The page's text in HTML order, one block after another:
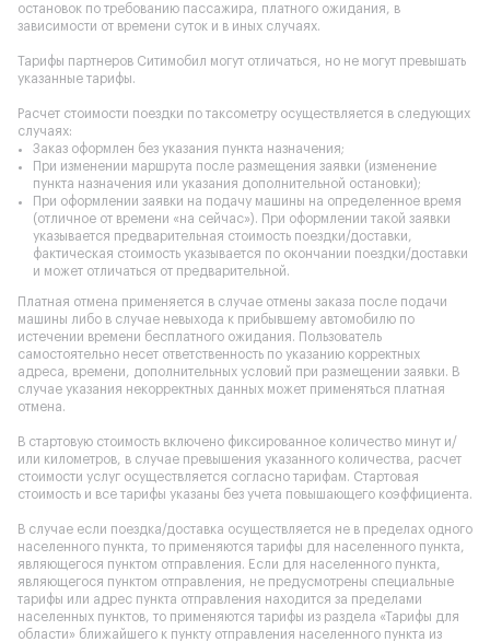
остановок по требованию пассажира, платного ожидания, в
зависимости от времени суток и в иных случаях.
Тарифы партнеров Ситимобил могут отличаться, но не могут превышать
указанные тарифы.
Расчет стоимости поездки по таксометру осуществляется в следующих
случаях:
Заказ оформлен без указания пункта назначения;
При изменении маршрута после размещения заявки (изменение
пункта назначения или указания дополнительной остановки);
При оформлении заявки на подачу машины на определенное время
(отличное от времени «на сейчас»). При оформлении такой заявки
указывается предварительная стоимость поездки/доставки,
фактическая стоимость указывается по окончании поездки/доставки
и может отличаться от предварительной.
Платная отмена применяется в случае отмены заказа после подачи
машины либо в случае невыхода к прибывшему автомобилю по
истечении времени бесплатного ожидания. Пользователь
самостоятельно несет ответственность по указанию корректных
адреса, времени, дополнительных условий при размещении заявки. В
случае указания некорректных данных может применяться платная
отмена.
В стартовую стоимость включено фиксированное количество минут и/
или километров, в случае превышения указанного количества, расчет
стоимости услуг осуществляется согласно тарифам. Стартовая
стоимость и все тарифы указаны без учета повышающего коэффициента.
В случае если поездка/доставка осуществляется не в пределах одного
населенного пункта, то применяются тарифы для населенного пункта,
являющегося пунктом отправления. Если для населенного пункта,
являющегося пунктом отправления, не предусмотрены специальные
тарифы или адрес пункта отправления находится за пределами
населенных пунктов, то применяются тарифы из раздела «Тарифы для
области» ближайшего к пункту отправления населенного пункта из